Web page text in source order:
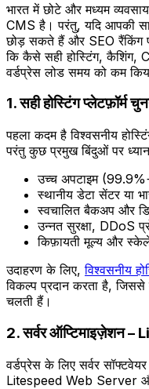
भारत में छोटे और मध्यम
CMS है। परंतु, यदि आपकी
छोड़ सकते हैं और SEO रैंकिंग
कि कैसे सही होस्टिंग, कैशिंग,
वर्डप्रेस लोड समय को कम
1. सही होस्टिंग प्लेटफ़ॉर्म
पहला कदम है विश्वसनीय
परंतु कुछ प्रमुख बिंदुओं पर
उच्च अपटाइम
स्थानीय डेटा सेंटर या
स्वचालित बैकअप और
उन्नत सुरक्षा, DDoS
किफ़ायती मूल्य और
उदाहरण के लिए,विश्वसनीय
विकल्प प्रदान करता है,
चलती हैं।
2. सर्वर ऑप्टिमाइज़ेशन
वर्डप्रेस के लिए सर्वर
Litespeed Web Server